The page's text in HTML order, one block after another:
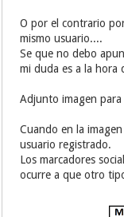
O por el contrario
mismo usuario....
Se que no debo
mi duda es a la hora
Adjunto imagen para
Cuando en la
usuario registrado.
Los marcadores
ocurre a que otro